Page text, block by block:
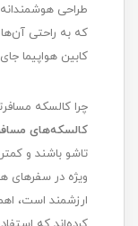
طراحی
که به راحتی
کابین هواپیما
چرا کالسکه
کالسکه‌های
تاشو باشند و
ویژه در سفرهای
ارزشمند است،